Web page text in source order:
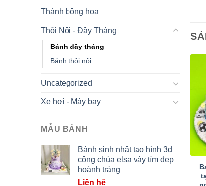
Thành bông hoa
Thôi Nôi - Đầy Tháng
Bánh đầy tháng
Bánh thôi nôi
Uncategorized
Xe hơi - Máy bay
MẪU BÁNH
Bánh sinh nhật tạo hình 3d
công chúa elsa váy tím đẹp
hoành tráng
Liên hệ